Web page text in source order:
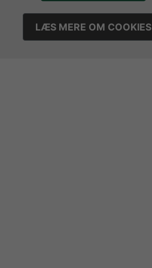
LÆS MERE OM COOKIES